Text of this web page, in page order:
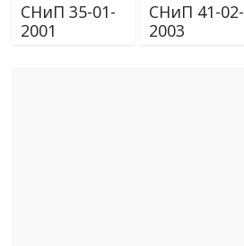
СНиП 35-01-
2001
СНиП 41-02-
2003